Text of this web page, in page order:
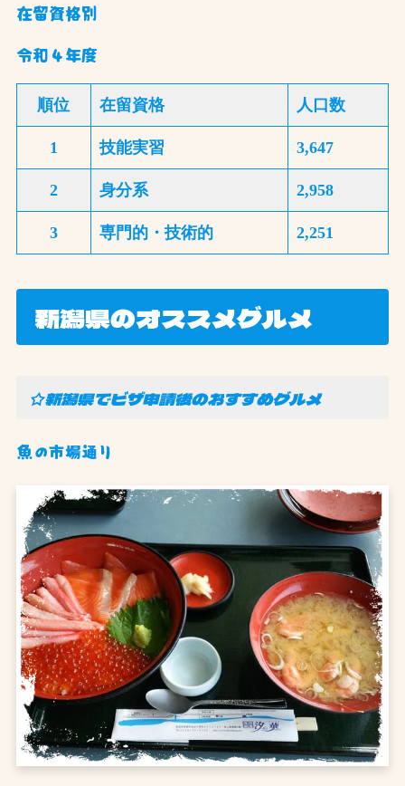
在留資格別
令和４年度
順位 在留資格 人口数
1 技能実習 3,647
2 身分系 2,958
3 専門的・技術的 2,251
新潟県のオススメグルメ
☆新潟県でビザ申請後のおすすめグルメ
魚の市場通り